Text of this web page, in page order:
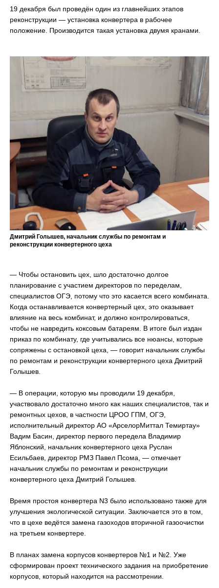
19 декабря был проведён один из главнейших этапов
реконструкции — установка конвертера в рабочее
положение. Производится такая установка двумя кранами.
Дмитрий Голышев, начальник службы по ремонтам и
реконструкции конвертерного цеха
— Чтобы остановить цех, шло достаточно долгое
планирование с участием директоров по переделам,
специалистов ОГЭ, потому что это касается всего комбината.
Когда останавливается конвертерный цех, это оказывает
влияние на весь комбинат, и должно контролироваться,
чтобы не навредить коксовым батареям. В итоге был издан
приказ по комбинату, где учитывались все нюансы, которые
сопряжены с остановкой цеха, — говорит начальник службы
по ремонтам и реконструкции конвертерного цеха Дмитрий
Голышев.
— В операции, которую мы проводили 19 декабря,
участвовало достаточно много как наших специалистов, так и
ремонтных цехов, в частности ЦРОО ГПМ, ОГЭ,
исполнительный директор АО «АрселорМиттал Темиртау»
Вадим Басин, директор первого передела Владимир
Яблонский, начальник конвертерного цеха Руслан
Есильбаев, директор РМЗ Павел Псома, — отмечает
начальник службы по ремонтам и реконструкции
конвертерного цеха Дмитрий Голышев.
Время простоя конвертера N3 было использовано также для
улучшения экологической ситуации. Заключается это в том,
что в цехе ведётся замена газоходов вторичной газоочистки
на третьем конвертере.
В планах замена корпусов конвертеров №1 и №2. Уже
сформирован проект технического задания на приобретение
корпусов, который находится на рассмотрении.